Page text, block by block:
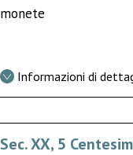
monete
Informazioni di
Sec. XX, 5